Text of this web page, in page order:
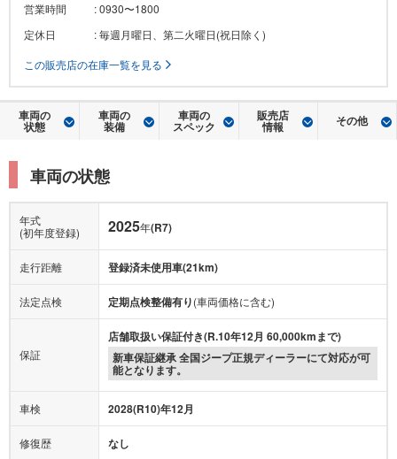
営業時間
: 0930〜1800
定休日
: 毎週月曜日、第二火曜日(祝日除く)
この販売店の在庫一覧を見る
車両の
状態
車両の
装備
車両の
スペック
販売店
情報 その他
車両の状態
年式
(初年度登録)
2025年(R7)
走行距離 登録済未使用車(21km)
法定点検 定期点検整備有り(車両価格に含む)
保証
店舗取扱い保証付き(R.10年12月 60,000kmまで)
新車保証継承 全国ジープ正規ディーラーにて対応が可
能となります。
車検 2028(R10)年12月
修復歴 なし